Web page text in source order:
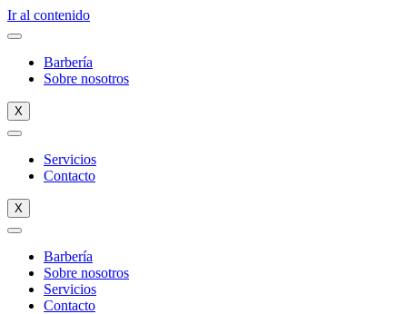
Ir al contenido
Barbería
Sobre nosotros
X
Servicios
Contacto
X
Barbería
Sobre nosotros
Servicios
Contacto